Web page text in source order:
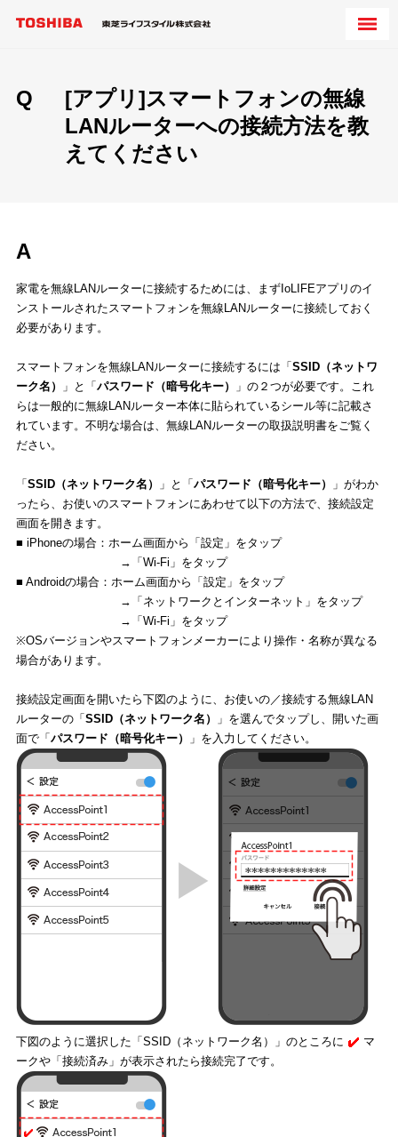
Q
[アプリ]スマートフォンの無線
LANルーターへの接続方法を教
えてください
A
家電を無線LANルーターに接続するためには、まずIoLIFEアプリのイ
ンストールされたスマートフォンを無線LANルーターに接続しておく
必要があります。
スマートフォンを無線LANルーターに接続するには「 SSID（ネットワ
ーク名）
」と「 パスワード（暗号化キー）
」の２つが必要です。これ
らは一般的に無線LANルーター本体に貼られているシール等に記載さ
れています。不明な場合は、無線LANルーターの取扱説明書をご覧く
ださい。
「 SSID（ネットワーク名） 」と「 パスワード（暗号化キー）
」がわか
ったら、お使いのスマートフォンにあわせて以下の方法で、接続設定
画面を開きます。
■ iPhoneの場合：ホーム画面から「設定」をタップ
→「Wi-Fi」をタップ
■ Androidの場合：ホーム画面から「設定」をタップ
→「ネットワークとインターネット」をタップ
→「Wi-Fi」をタップ
※OSバージョンやスマートフォンメーカーにより操作・名称が異なる
場合があります。
接続設定画面を開いたら下図のように、お使いの／接続する無線LAN
ルーターの「 SSID（ネットワーク名）
」を選んでタップし、開いた画
面で「 パスワード（暗号化キー） 」を入力してください。
下図のように選択した「SSID（ネットワーク名）」のところに
マ
ークや「接続済み」が表示されたら接続完了です。